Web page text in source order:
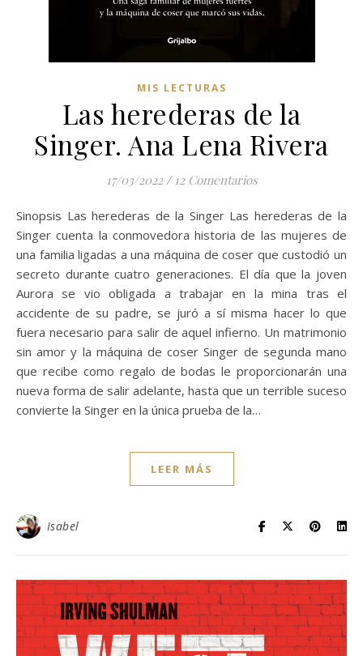
MIS LECTURAS
Las herederas de la
Singer. Ana Lena Rivera
17/03/2022 / 12 Comentarios
Sinopsis Las herederas de la Singer Las herederas de la
Singer cuenta la conmovedora historia de las mujeres de
una familia ligadas a una máquina de coser que custodió un
secreto durante cuatro generaciones. El día que la joven
Aurora se vio obligada a trabajar en la mina tras el
accidente de su padre, se juró a sí misma hacer lo que
fuera necesario para salir de aquel infierno. Un matrimonio
sin amor y la máquina de coser Singer de segunda mano
que recibe como regalo de bodas le proporcionarán una
nueva forma de salir adelante, hasta que un terrible suceso
convierte la Singer en la única prueba de la…
LEER MÁS
Isabel